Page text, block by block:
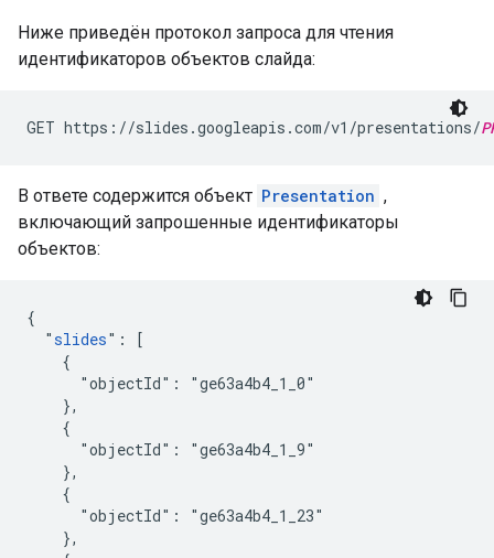
Ниже приведён протокол запроса для чтения
идентификаторов объектов слайда:
GET https://slides.googleapis.com/v1/presentations/
В ответе содержится объект Presentation ,
включающий запрошенные идентификаторы
объектов:
{
  "
slides": [
    {
      "objectId": "ge63a4b4_1_0"
    },
    {
      "objectId": "ge63a4b4_1_9"
    },
    {
      "objectId": "ge63a4b4_1_23"
    },